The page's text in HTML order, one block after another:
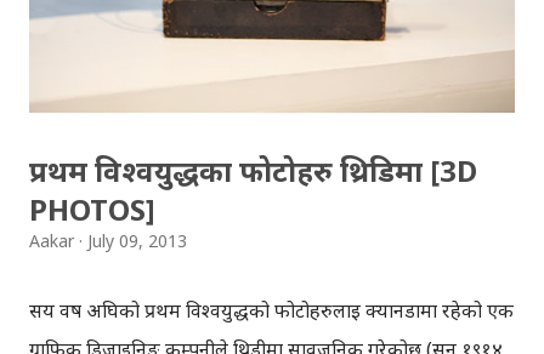
गिलास उठाउँदै जानुभयो । आमा गएपछी ‘केटीलाई’ नियालें । मुहार त
राम्रै हो । कपाल कस्तो हो, प्रष्ट सँग देखिएको थिएन । कुर्ता सलवार,
बाहुला नभएकोल...
प्रथम विश्वयुद्धका फोटोहरु थ्रिडिमा [3D
PHOTOS]
Aakar July 09, 2013
सय वर्ष अघिको प्रथम विश्वयुद्धको फोटोहरुलाई क्यानडामा रहेको एक